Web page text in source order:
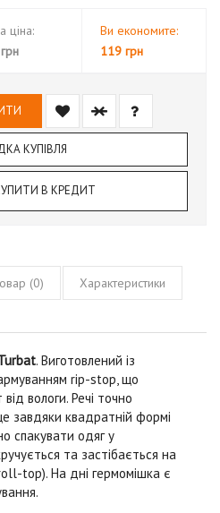
ціна:
Ви економите:
119 грн
КУПІВЛЯ
В КРЕДИТ
(0) Характеристики
. Виготовлений із
rip-stop, що
вологи. Речі точно
завдяки квадратній формі
спакувати одяг у
та застібається на
top). На дні гермомішка є